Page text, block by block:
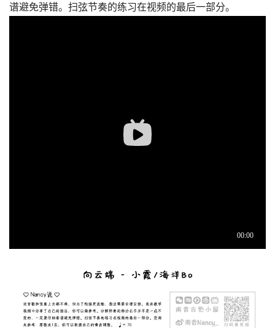
谱避免弹错。扫弦节奏的练习在视频的最后一部分。